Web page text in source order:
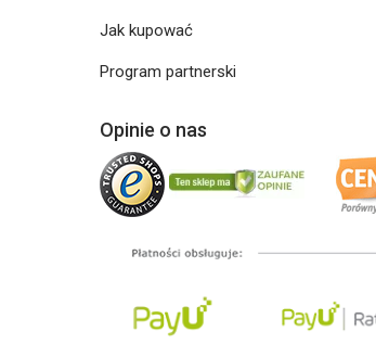
Jak kupować
Program partnerski
Opinie o nas